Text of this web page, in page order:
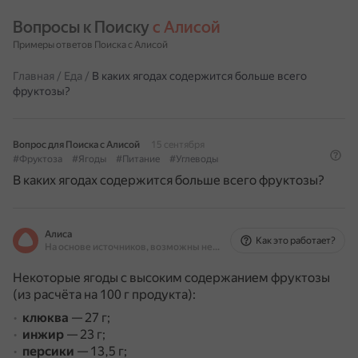
Вопросы к Поиску с Алисой
Примеры ответов Поиска с Алисой
Главная / Еда / В каких ягодах содержится больше всего
фруктозы?
Вопрос для Поиска с Алисой
15 сентября
#Фруктоза
#Ягоды #Питание #Углеводы
В каких ягодах содержится больше всего фруктозы?
Алиса
На основе источников, возможны неточности
Как это работает?
Некоторые ягоды с высоким содержанием фруктозы
(из расчёта на 100 г продукта):
клюква — 27 г;
инжир — 23 г;
персики — 13,5 г;